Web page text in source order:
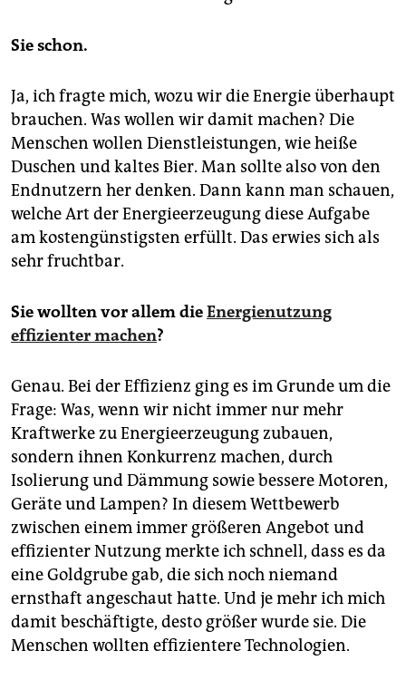
Sie schon.
Ja, ich fragte mich, wozu wir die Energie überhaupt
brauchen. Was wollen wir damit machen? Die
Menschen wollen Dienstleistungen, wie heiße
Duschen und kaltes Bier. Man sollte also von den
Endnutzern her denken. Dann kann man schauen,
welche Art der Energieerzeugung diese Aufgabe
am kostengünstigsten erfüllt. Das erwies sich als
sehr fruchtbar.
Sie wollten vor allem dieEnergienutzung
effizienter machen?
Genau. Bei der Effizienz ging es im Grunde um die
Frage: Was, wenn wir nicht immer nur mehr
Kraftwerke zu Energieerzeugung zubauen,
sondern ihnen Konkurrenz machen, durch
Isolierung und Dämmung sowie bessere Motoren,
Geräte und Lampen? In diesem Wettbewerb
zwischen einem immer größeren Angebot und
effizienter Nutzung merkte ich schnell, dass es da
eine Goldgrube gab, die sich noch niemand
ernsthaft angeschaut hatte. Und je mehr ich mich
damit beschäftigte, desto größer wurde sie. Die
Menschen wollten effizientere Technologien.